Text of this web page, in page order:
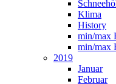
Klima
History
min/max
min/max
2019
Januar
Februar